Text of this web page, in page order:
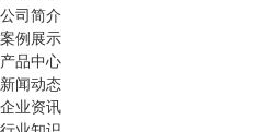
公司简介
案例展示
产品中心
新闻动态
企业资讯